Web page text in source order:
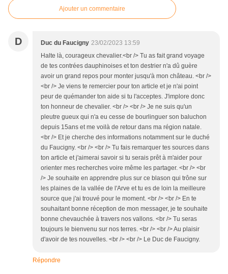
Ajouter un commentaire
D Duc du Faucigny 23/02/2023 13:59
Halte là, courageux chevalier.<br /> Tu as fait grand voyage
de tes contrées dauphinoises et ton destrier n'a dû guère
avoir un grand repos pour monter jusqu'à mon château. <br />
<br /> Je viens te remercier pour ton article et je n'ai point
peur de quémander ton aide si tu l'acceptes. J'implore donc
ton honneur de chevalier. <br /> <br /> Je ne suis qu'un
pleutre gueux qui n'a eu cesse de bourlinguer son baluchon
depuis 15ans et me voilà de retour dans ma région natale.
<br /> Et je cherche des informations notamment sur le duché
du Faucigny. <br /> <br /> Tu fais remarquer tes sources dans
ton article et j'aimerai savoir si tu serais prêt à m'aider pour
orienter mes recherches voire même les partager. <br /> <br
/> Je souhaite en apprendre plus sur ce blason qui trône sur
les plaines de la vallée de l'Arve et tu es de loin la meilleure
source que j'ai trouvé pour le moment. <br /> <br /> En te
souhaitant bonne réception de mon messager, je te souhaite
bonne chevauchée à travers nos vallons. <br /> Tu seras
toujours le bienvenu sur nos terres. <br /> <br /> Au plaisir
d'avoir de tes nouvelles. <br /> <br /> Le Duc de Faucigny.
Répondre